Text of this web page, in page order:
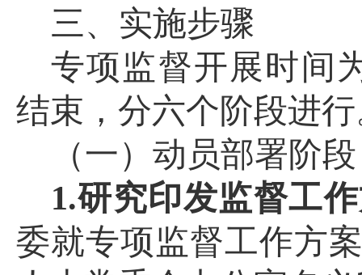
三、实施步骤
专项监督开展时间
结束，分六个阶段进
（一） 动员部署阶
1.研究印发监督工作
委就专项监督工作方